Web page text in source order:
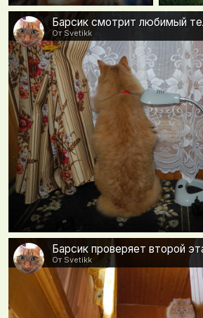
От Svetikk
Барсик проверяет второй
От Svetikk